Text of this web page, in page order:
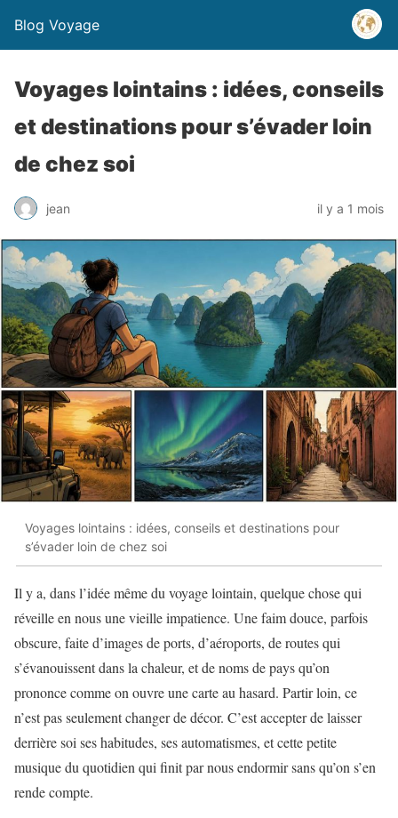
Blog Voyage
Voyages lointains : idées, conseils
et destinations pour s’évader loin
de chez soi
jean il y a 1 mois
Voyages lointains : idées, conseils et destinations pour
s’évader loin de chez soi
Il y a, dans l’idée même du voyage lointain, quelque chose qui
réveille en nous une vieille impatience. Une faim douce, parfois
obscure, faite d’images de ports, d’aéroports, de routes qui
s’évanouissent dans la chaleur, et de noms de pays qu’on
prononce comme on ouvre une carte au hasard. Partir loin, ce
n’est pas seulement changer de décor. C’est accepter de laisser
derrière soi ses habitudes, ses automatismes, et cette petite
musique du quotidien qui finit par nous endormir sans qu’on s’en
rende compte.